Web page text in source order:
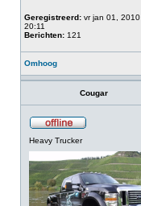
Geregistreerd: vr jan 01, 2010
20:11
Berichten: 121
Omhoog
Cougar
Heavy Trucker